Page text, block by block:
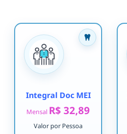
Integral Doc MEI
Mensal R$ 32,89
Valor por Pessoa